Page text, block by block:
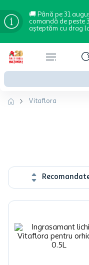
🚚 Până pe 31
comandă de peste
așteptăm cu drag
Vitaflora